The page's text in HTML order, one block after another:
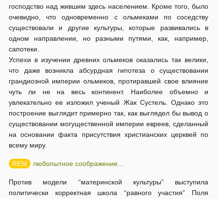
господство над жившим здесь населением. Кроме того, было
очевидно, что одновременно с ольмеками по соседству
существовали и другие культуры, которые развивались в
одном направлении, но разными путями, как, например,
сапотеки.
Успехи в изучении древних ольмеков оказались так велики,
что даже возникла абсурдная гипотеза о существовании
грандиозной империи ольмеков, протиравшей свое влияние
чуть ли не на весь континент. Наиболее объемно и
увлекательно ее изложил ученый Жак Сустель. Однако это
построение выглядит примерно так, как выглядел бы вывод о
существовании могущественной империи евреев, сделанный
на основании факта присутствия христианских церквей по
всему миру.
любопытное соображение…
Против модели “материнской культуры” выступила
политически корректная школа “равного участия” Поля